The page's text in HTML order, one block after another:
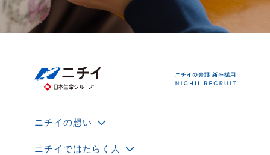
ニチイの想い
ニチイではたらく人